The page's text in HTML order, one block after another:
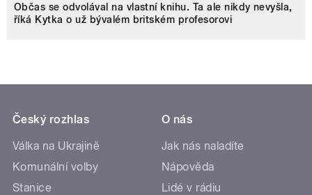
Občas se odvolával na vlastní knihu. Ta ale nikdy nevyšla,
říká Kytka o už bývalém britském profesorovi
Český rozhlas
Válka na Ukrajině
Komunální volby
Stanice
O nás
Jak nás naladíte
Nápověda
Lidé v rádiu